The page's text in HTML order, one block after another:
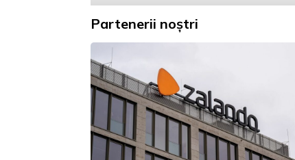
Partenerii noștri